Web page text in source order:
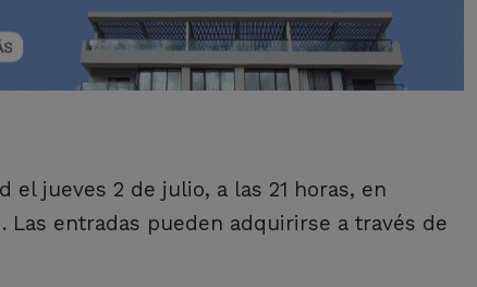
jueves 2 de julio, a las 21 horas, en
entradas pueden adquirirse a través de